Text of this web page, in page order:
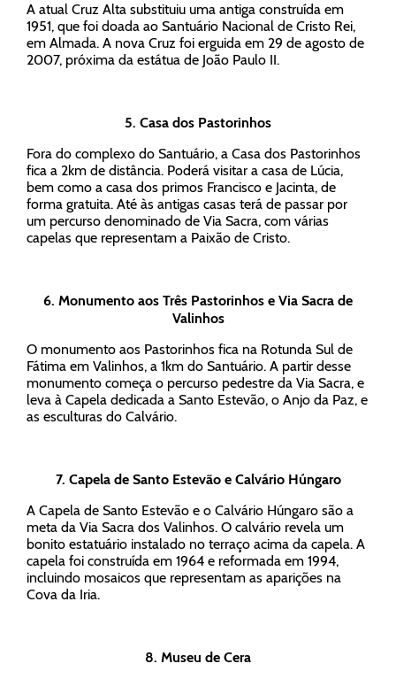
A atual Cruz Alta substituiu uma antiga construída em
1951, que foi doada ao Santuário Nacional de Cristo Rei,
em Almada. A nova Cruz foi erguida em 29 de agosto de
2007, próxima da estátua de João Paulo II.
5. Casa dos Pastorinhos
Fora do complexo do Santuário, a Casa dos Pastorinhos
fica a 2km de distância. Poderá visitar a casa de Lúcia,
bem como a casa dos primos Francisco e Jacinta, de
forma gratuita. Até às antigas casas terá de passar por
um percurso denominado de Via Sacra, com várias
capelas que representam a Paixão de Cristo.
6. Monumento aos Três Pastorinhos e Via Sacra de
Valinhos
O monumento aos Pastorinhos fica na Rotunda Sul de
Fátima em Valinhos, a 1km do Santuário. A partir desse
monumento começa o percurso pedestre da Via Sacra, e
leva à Capela dedicada a Santo Estevão, o Anjo da Paz, e
as esculturas do Calvário.
7. Capela de Santo Estevão e Calvário Húngaro
A Capela de Santo Estevão e o Calvário Húngaro são a
meta da Via Sacra dos Valinhos. O calvário revela um
bonito estatuário instalado no terraço acima da capela. A
capela foi construída em 1964 e reformada em 1994,
incluindo mosaicos que representam as aparições na
Cova da Iria.
8. Museu de Cera